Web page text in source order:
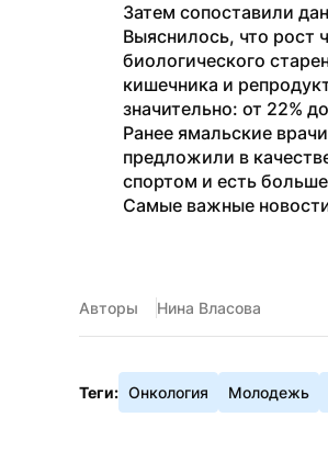
Затем сопоставили
Выяснилось, что рост
биологического
кишечника и
значительно: от 22%
Ранее ямальские врачи
предложили в
спортом и есть
Самые важные
Авторы Нина Власова
Теги: Онкология Молодежь